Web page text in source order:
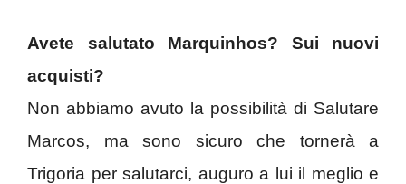
Avete salutato Marquinhos? Sui nuovi
acquisti?
Non abbiamo avuto la possibilità di Salutare
Marcos, ma sono sicuro che tornerà a
Trigoria per salutarci, auguro a lui il meglio e